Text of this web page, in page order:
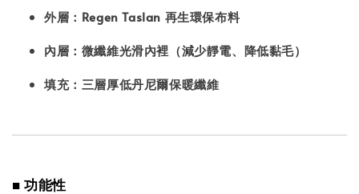
外層：Regen Taslan 再生環保布料
內層：微纖維光滑內裡（減少靜電、降低黏毛）
填充：三層厚低丹尼爾保暖纖維
■ 功能性